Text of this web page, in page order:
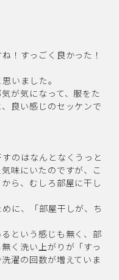
！すっごく良かった！
いました。
が気になって、服をた
良い感じのセッケンで
のはなんとなくうっと
味にいたのですが、こ
ら、むしろ部屋に干し
に、「部屋干しが、ち
という感じも無く、部
く洗い上がりが「すっ
濯の回数が増えていま